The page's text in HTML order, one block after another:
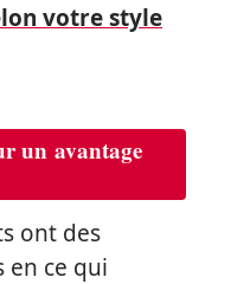
votre style
un avantage
ont des
en ce qui